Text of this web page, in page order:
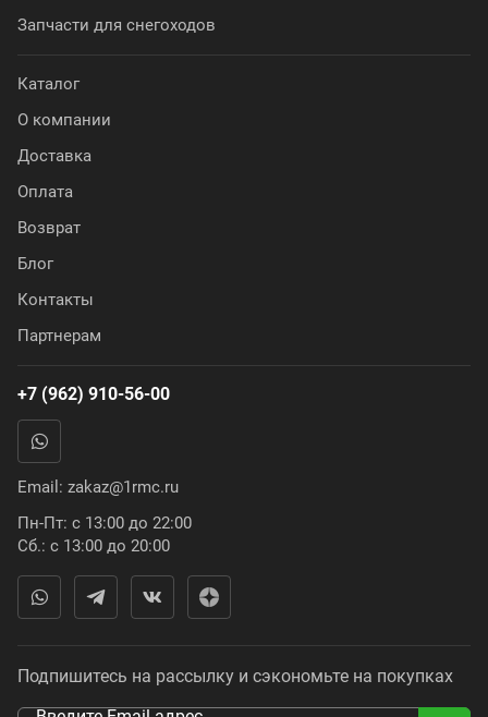
Запчасти для снегоходов
Каталог
О компании
Доставка
Оплата
Возврат
Блог
Контакты
Партнерам
+7 (962) 910-56-00
Email: zakaz@1rmc.ru
Пн-Пт: с 13:00 до 22:00
Сб.: с 13:00 до 20:00
Подпишитесь на рассылку и сэкономьте на покупках